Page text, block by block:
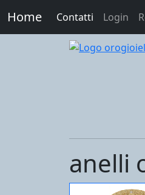
Home Contatti Login
anelli